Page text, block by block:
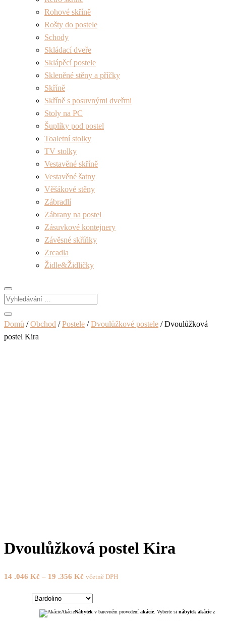
Rohové skříně
Rošty do postele
Schody
Skládací dveře
Sklápěcí postele
Skleněné stěny a příčky
Skříně
Skříně s posuvnými dveřmi
Stoly na PC
Šuplíky pod postel
Toaletní stolky
TV stolky
Vestavěné skříně
Vestavěné šatny
Věšákové stěny
Zábradlí
Zábrany na postel
Zásuvkové kontejnery
Závěsné skříňky
Zrcadla
Židle&Židličky
Domů /Obchod /Postele /Dvoulůžkové postele / Dvoulůžková
postel Kira
Dvoulůžková postel Kira
14 .046 Kč – 19 .356 Kč včetně DPH
AkácieNábytek v barevném provedení akácie. Vyberte si nábytek akáciez